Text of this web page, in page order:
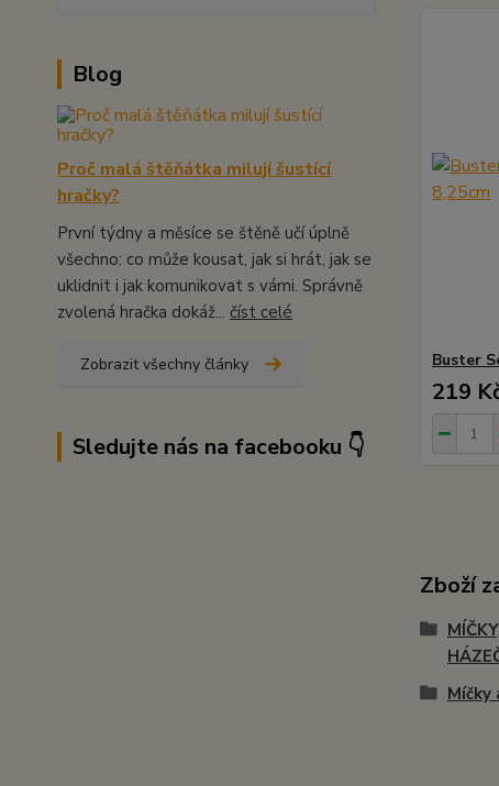
Blog
Proč malá štěňátka milují šustící
hračky?
První týdny a měsíce se štěně učí úplně
všechno: co může kousat, jak si hrát, jak se
uklidnit i jak komunikovat s vámi. Správně
zvolená hračka dokáž... číst celé
Zobrazit všechny články
Sledujte nás na facebooku 👇
Buster
219
Zboží
Míčky